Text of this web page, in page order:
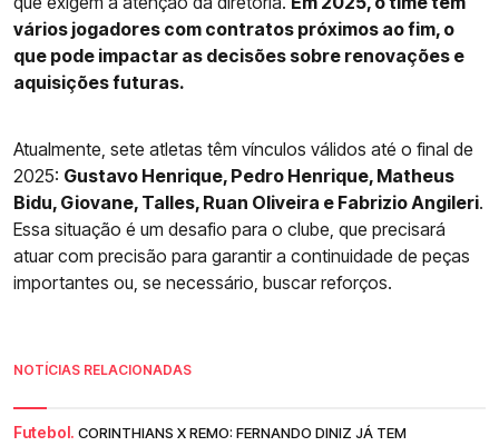
vários jogadores com contratos próximos ao fim, o
que pode impactar as decisões sobre renovações e
aquisições futuras.
Atualmente, sete atletas têm vínculos válidos até o final de
2025: Gustavo Henrique, Pedro Henrique, Matheus
Bidu, Giovane, Talles, Ruan Oliveira e Fabrizio Angileri.
Essa situação é um desafio para o clube, que precisará
atuar com precisão para garantir a continuidade de peças
importantes ou, se necessário, buscar reforços.
NOTÍCIAS RELACIONADAS
Futebol. CORINTHIANS X REMO: FERNANDO DINIZ JÁ TEM